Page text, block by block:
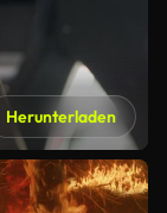
Herunterladen